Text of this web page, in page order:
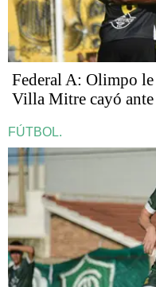
Federal A: Olimpo
Villa Mitre cayó
FÚTBOL.